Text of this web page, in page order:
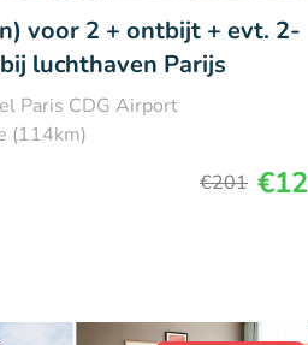
voor 2 + ontbijt + evt. 2-
luchthaven Parijs
Paris CDG Airport
(114km)
€201